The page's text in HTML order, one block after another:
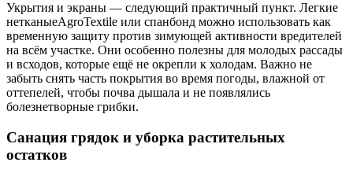
Укрытия и экраны — следующий практичный пункт. Легкие
нетканыеAgroTextile или спанбонд можно использовать как
временную защиту против зимующей активности вредителей
на всём участке. Они особенно полезны для молодых рассады
и всходов, которые ещё не окрепли к холодам. Важно не
забыть снять часть покрытия во время погоды, влажной от
оттепелей, чтобы почва дышала и не появлялись
болезнетворные грибки.
Санация грядок и уборка растительных
остатков